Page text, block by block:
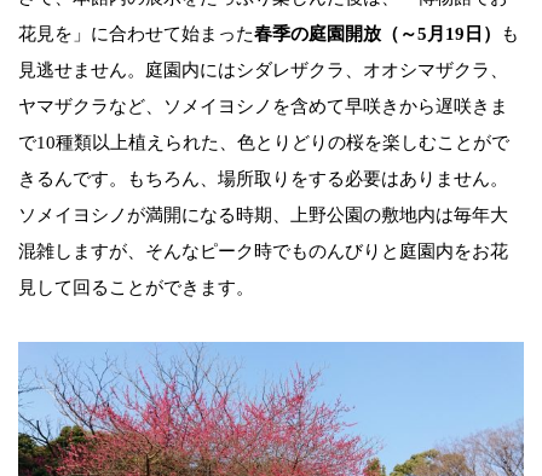
花見を」に合わせて始まった春季の庭園開放（～5月19日）
も
見逃せません。庭園内にはシダレザクラ、オオシマザクラ、
ヤマザクラなど、ソメイヨシノを含めて早咲きから遅咲きま
で10種類以上植えられた、色とりどりの桜を楽しむことがで
きるんです。もちろん、場所取りをする必要はありません。
ソメイヨシノが満開になる時期、上野公園の敷地内は毎年大
混雑しますが、そんなピーク時でものんびりと庭園内をお花
見して回ることができます。